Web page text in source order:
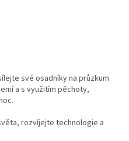
své osadníky na průzkum
a s využitím pěchoty,
rozvíjejte technologie a